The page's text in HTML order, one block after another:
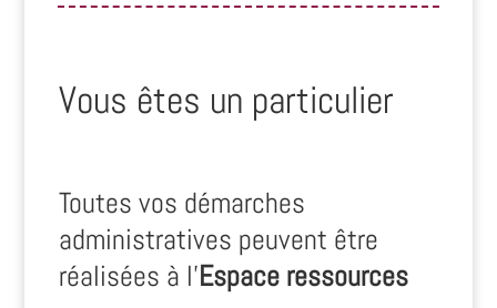
Vous êtes un particulier
Toutes vos démarches
administratives peuvent être
réalisées à l’Espace ressources